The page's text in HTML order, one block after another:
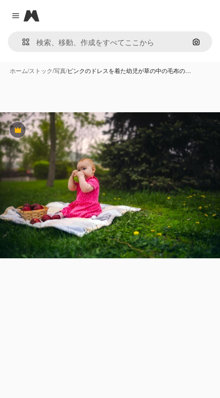
Close menu
Magnific
画像で
ホーム/ストック/写真/ピンクのドレスを着た幼児が草の中の毛布の…
Premium